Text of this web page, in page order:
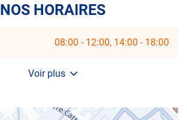
NOS HORAIRES
08:00 - 12:00 14:00 - 18:00
Voir plus
et
d'ouverture